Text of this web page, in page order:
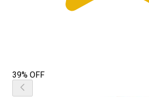
39% OFF